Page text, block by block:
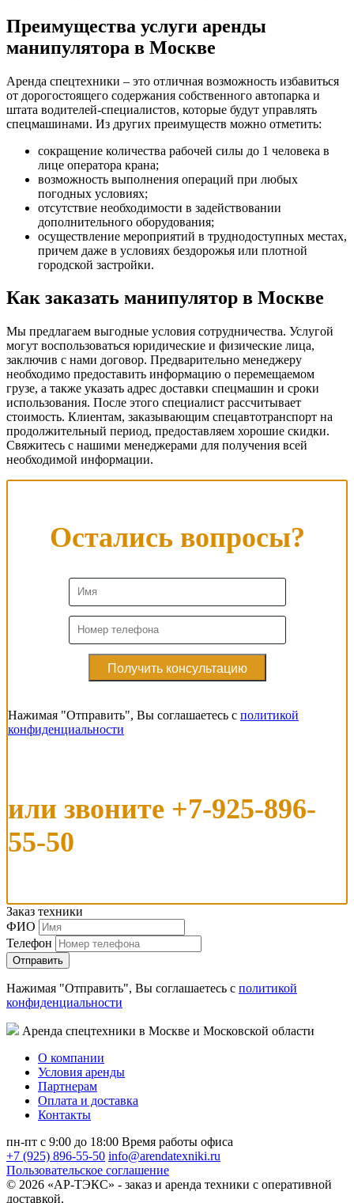
Преимущества услуги аренды
манипулятора в Москве
Аренда спецтехники – это отличная возможность избавиться
от дорогостоящего содержания собственного автопарка и
штата водителей-специалистов, которые будут управлять
спецмашинами. Из других преимуществ можно отметить:
сокращение количества рабочей силы до 1 человека в
лице оператора крана;
возможность выполнения операций при любых
погодных условиях;
отсутствие необходимости в задействовании
дополнительного оборудования;
осуществление мероприятий в труднодоступных местах,
причем даже в условиях бездорожья или плотной
городской застройки.
Как заказать манипулятор в Москве
Мы предлагаем выгодные условия сотрудничества. Услугой
могут воспользоваться юридические и физические лица,
заключив с нами договор. Предварительно менеджеру
необходимо предоставить информацию о перемещаемом
грузе, а также указать адрес доставки спецмашин и сроки
использования. После этого специалист рассчитывает
стоимость. Клиентам, заказывающим спецавтотранспорт на
продолжительный период, предоставляем хорошие скидки.
Свяжитесь с нашими менеджерами для получения всей
необходимой информации.
Остались вопросы?
Нажимая "Отправить", Вы соглашаетесь с политикой
конфиденциальности
или звоните +7-925-896-
55-50
Заказ техники
ФИО
Телефон
Нажимая "Отправить", Вы соглашаетесь с политикой
конфиденциальности
Аренда спецтехники в Москве и Московской области
О компании
Условия аренды
Партнерам
Оплата и доставка
Контакты
пн-пт с 9:00 до 18:00 Время работы офиса
+7 (925) 896-55-50 info@arendatexniki.ru
Пользовательское соглашение
© 2026 «АР-ТЭКС» - заказ и аренда техники с оперативной
доставкой.